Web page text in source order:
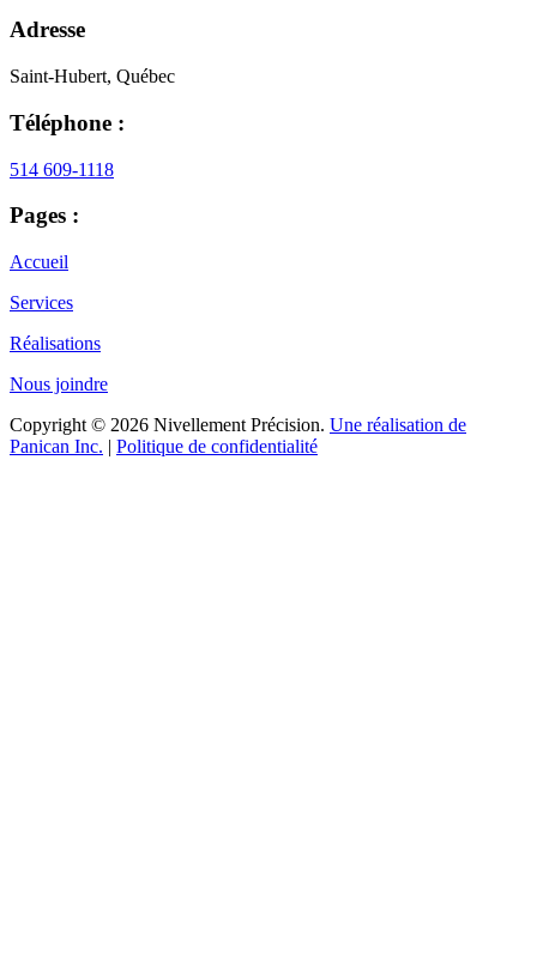
Adresse
Saint-Hubert, Québec
Téléphone :
514 609-1118
Pages :
Accueil
Services
Réalisations
Nous joindre
Copyright © 2026 Nivellement Précision. Une réalisation de
Panican Inc. | Politique de confidentialité